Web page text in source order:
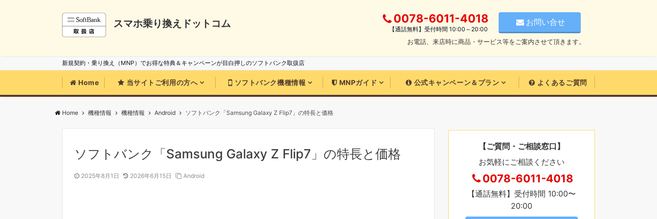
スマホ乗り換えドットコム 0078-6011-4018
【通話無料】受付時間 10:00～20:00
お問い合せ
お電話、来店時に商品・サービス等をご案内させて頂きます。
新規契約・乗り換え（MNP）でお得な特典＆キャンペーンが目白押しのソフトバンク取扱店
Home 当サイトご利用の方へ ソフトバンク機種情報 MNPガイド 公式キャンペーン＆プラン よくあるご質問
Home 機種情報 機種情報 Android ソフトバンク「Samsung Galaxy Z Flip7」の特長と価格
ソフトバンク「Samsung Galaxy Z Flip7」の特長と価格
2025年8月1日 2026年6月15日 Android
【ご質問・ご相談窓口】
お気軽にご相談ください
0078-6011-4018
【通話無料】受付時間 10:00〜
20:00